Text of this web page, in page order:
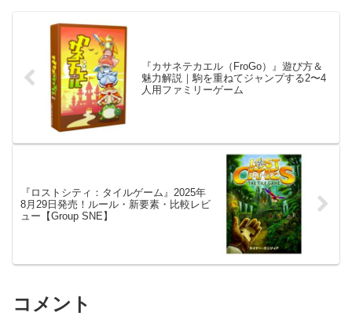
『カサネテカエル（FroGo）』遊び方＆
魅力解説｜駒を重ねてジャンプする2〜4
人用ファミリーゲーム
『ロストシティ：タイルゲーム』2025年
8月29日発売！ルール・新要素・比較レビ
ュー【Group SNE】
コメント